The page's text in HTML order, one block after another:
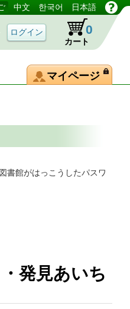
中文 한국어 日本語
カート
0
マイページ
書館がはっこうしたパスワ
発見あいち